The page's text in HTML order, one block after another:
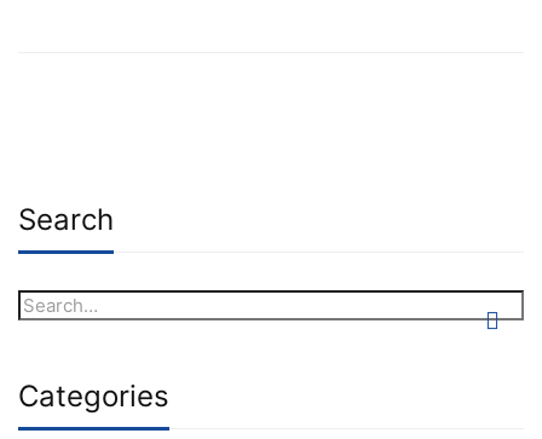
Search
Categories